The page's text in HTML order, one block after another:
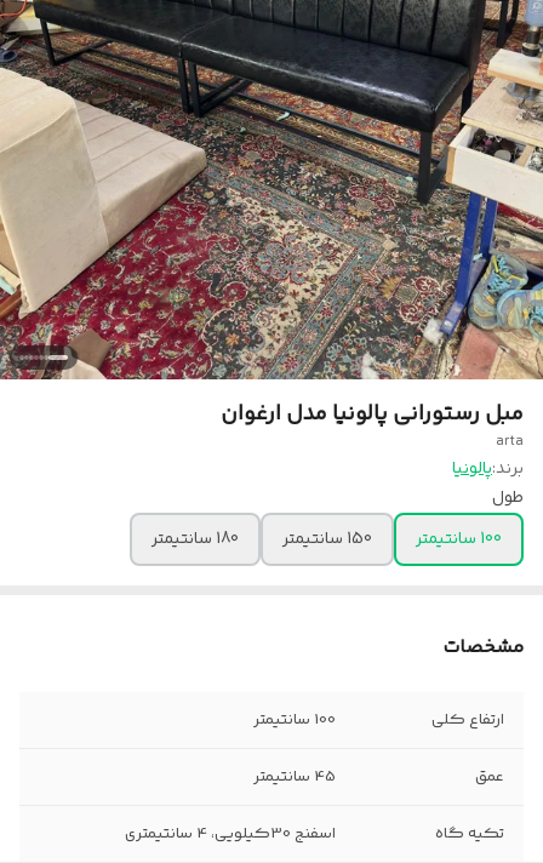
مبل رستورانی پالونیا مدل ارغوان
arta
برند:پالونیا
طول
100 سانتیمتر
150 سانتیمتر 180 سانتیمتر
مشخصات
ارتفاع کلی 100 سانتیمتر
عمق 45 سانتیمتر
تکیه گاه اسفنج 30کیلویی، 4 سانتیمتری